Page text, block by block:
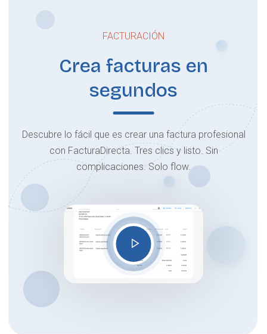
FACTURACIÓN
Crea facturas en
segundos
Descubre lo fácil que es crear una factura profesional
con FacturaDirecta. Tres clics y listo. Sin
complicaciones. Solo flow.